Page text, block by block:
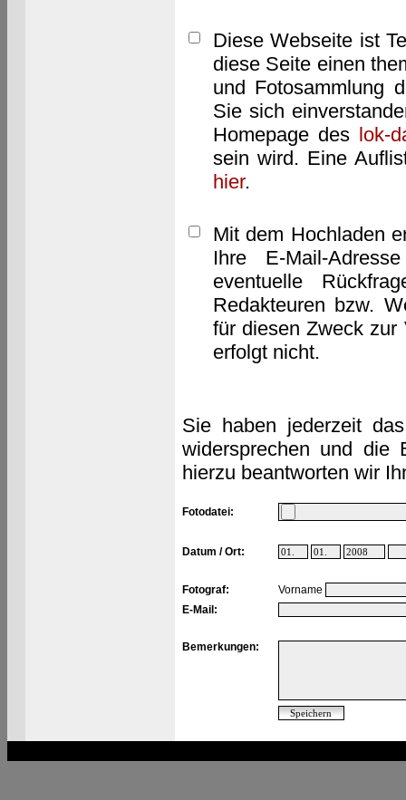
Diese Webseite ist
diese Seite einen
und Fotosammlung
Sie sich
Homepage des lok-
sein wird. Eine
hier.
Mit dem Hochladen
Ihre E-Mail-
eventuelle
Redakteuren bzw.
für diesen Zweck zur
erfolgt nicht.
Sie haben jederzeit
widersprechen und die
hierzu beantworten wir
Fotodatei:
Datum / Ort:
Fotograf:
Vorname
E-Mail:
Bemerkungen: